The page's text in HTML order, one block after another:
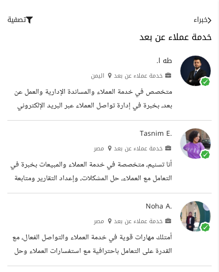
خدمة عملاء عن بعد
خبراء تصفية
طه ا.
خدمة عملاء عن بعد اليمن
متخصص في خدمة العملاء والمساندة الإدارية والعمل عن
بعد، بخبرة في إدارة تواصل العملاء عبر البريد الإلكتروني
ووسائل التواصل الاجتماعي والدردشة المباشرة، مع القدرة
على تنظيم المهام الإدارية وصياغة المراسلات المهنية بكفاءة
واحترافية. أمتلك مهارات قوية في التواصل الكتابي، إدارة
استفسارات العملاء، متابعة الطلبات، وبناء علاقات إيجابية
تعزز رضا العملاء وتحسن تجربة المستخدم. كما أتمتع بخبرة
وصياغة...
Tasnim E.
خدمة عملاء عن بعد مصر
أنا تسنيم، متخصصة في خدمة العملاء والمبيعات بخبرة في
التعامل مع العملاء، حل المشكلات، وإعداد التقارير ومتابعة
سير العمل. أجيد استخدام الحاسب الآلي وتطبيقات
في الملاحظة، والالتزام بالمواعيد، وسرعة التعلم، والقدرة
على العمل عن بعد بكفاءة. أسعى للانضمام إلى فريق عمل
يتيح لي تطوير مهاراتي والمساهمة في تحقيق أهدافه.
Noha A.
خدمة عملاء عن بعد مصر
أمتلك مهارات قوية في خدمة العملاء والتواصل الفعال، مع
القدرة على التعامل باحترافية مع استفسارات العملاء وحل
المشكلات بسرعة وهدوء. أجيد استخدام تطبيقات